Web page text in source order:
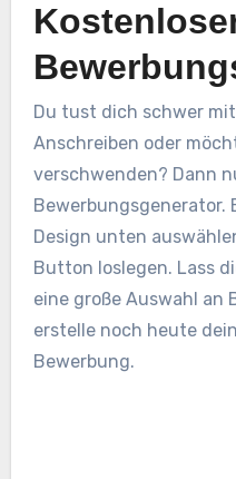
Du tust dich schwer
Anschreiben oder
verschwenden? Dann
Bewerbungsgenerator.
Design unten
Button loslegen. Lass
eine große Auswahl an
erstelle noch heute
Bewerbung.